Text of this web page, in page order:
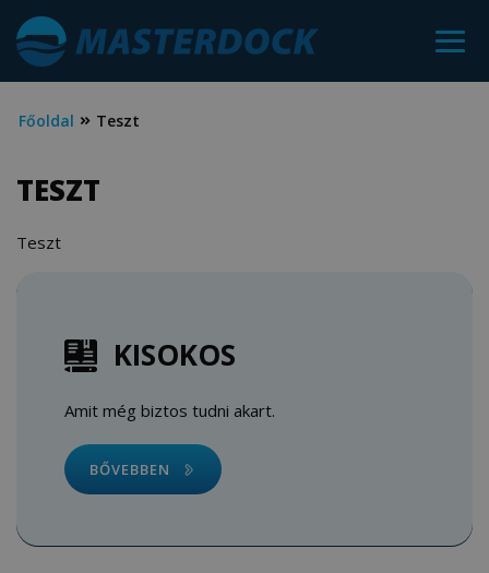
KISOKOS
Amit még biztos tudni akart.
BŐVEBBEN
Főoldal Teszt
TESZT
Teszt